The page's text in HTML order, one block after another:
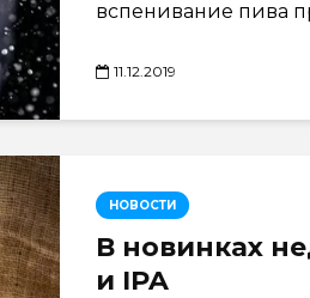
вспенивание пива
11.12.2019
НОВОСТИ
В новинках
и IPA